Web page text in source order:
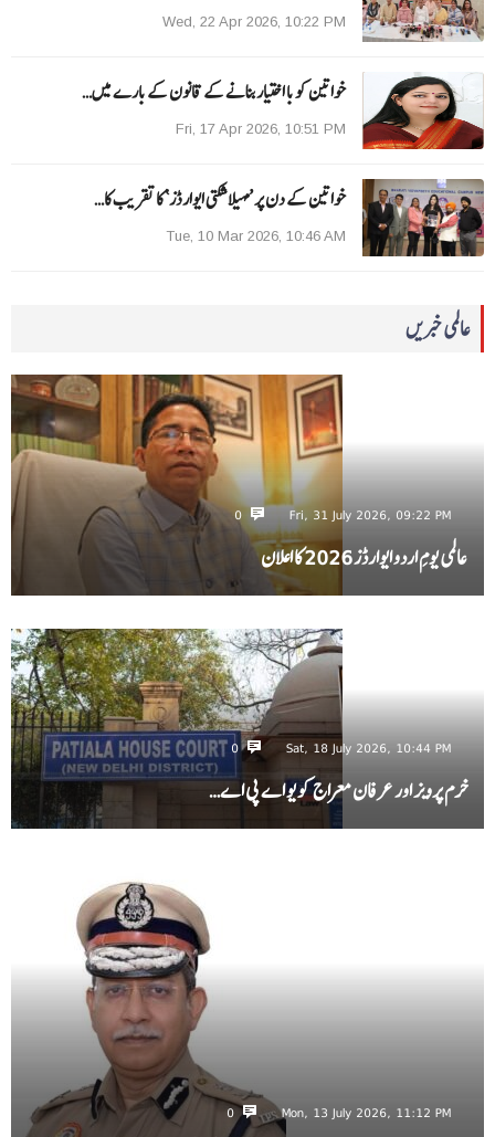
Wed, 22 Apr 2026, 10:22 PM
خواتین کو با اختیار بنانے کے قانون کے بارے میں…
Fri, 17 Apr 2026, 10:51 PM
خواتین کے دن پر ’مہیلا شکتی ایوارڈز‘ کا تقریب کا…
Tue, 10 Mar 2026, 10:46 AM
عالمی خبریں
Fri, 31 July 2026, 09:22 PM
0
عالمی یومِ اردو ایوارڈز 2026 کا اعلان
Sat, 18 July 2026, 10:44 PM
0
خرم پرویز اور عرفان معراج کو یو اے پی اے…
Mon, 13 July 2026, 11:12 PM
0